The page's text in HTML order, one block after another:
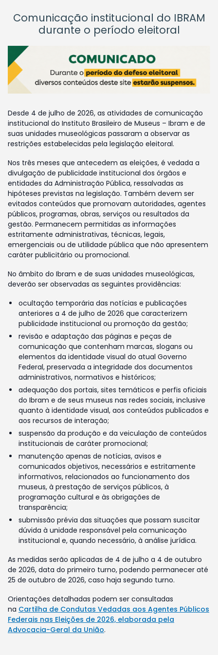
Comunicação institucional do IBRAM
durante o período eleitoral
Desde 4 de julho de 2026, as atividades de comunicação
institucional do Instituto Brasileiro de Museus – Ibram e de
suas unidades museológicas passaram a observar as
restrições estabelecidas pela legislação eleitoral.
Nos três meses que antecedem as eleições, é vedada a
divulgação de publicidade institucional dos órgãos e
entidades da Administração Pública, ressalvadas as
hipóteses previstas na legislação. Também devem ser
evitados conteúdos que promovam autoridades, agentes
públicos, programas, obras, serviços ou resultados da
gestão. Permanecem permitidas as informações
estritamente administrativas, técnicas, legais,
emergenciais ou de utilidade pública que não apresentem
caráter publicitário ou promocional.
No âmbito do Ibram e de suas unidades museológicas,
deverão ser observadas as seguintes providências:
ocultação temporária das notícias e publicações
anteriores a 4 de julho de 2026 que caracterizem
publicidade institucional ou promoção da gestão;
revisão e adaptação das páginas e peças de
comunicação que contenham marcas, slogans ou
elementos da identidade visual do atual Governo
Federal, preservada a integridade dos documentos
administrativos, normativos e históricos;
adequação dos portais, sites temáticos e perfis oficiais
do Ibram e de seus museus nas redes sociais, inclusive
quanto à identidade visual, aos conteúdos publicados e
aos recursos de interação;
suspensão da produção e da veiculação de conteúdos
institucionais de caráter promocional;
manutenção apenas de notícias, avisos e
comunicados objetivos, necessários e estritamente
informativos, relacionados ao funcionamento dos
museus, à prestação de serviços públicos, à
programação cultural e às obrigações de
transparência;
submissão prévia das situações que possam suscitar
dúvida à unidade responsável pela comunicação
institucional e, quando necessário, à análise jurídica.
As medidas serão aplicadas de 4 de julho a 4 de outubro
de 2026, data do primeiro turno, podendo permanecer até
25 de outubro de 2026, caso haja segundo turno.
Orientações detalhadas podem ser consultadas
na Cartilha de Condutas Vedadas aos Agentes Públicos
Federais nas Eleições de 2026, elaborada pela
Advocacia-Geral da União.